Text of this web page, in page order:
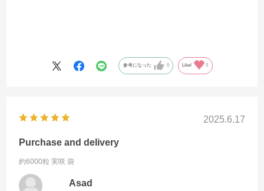
参考になった 0 Like! 0
2025.6.17
Purchase and delivery
約6000粒 実咲 袋
Asad